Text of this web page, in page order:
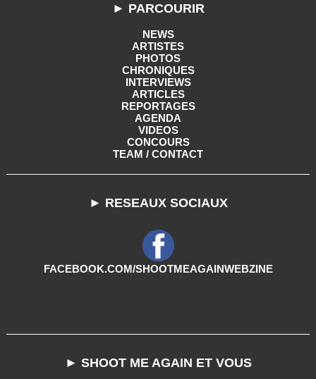
► PARCOURIR
NEWS
ARTISTES
PHOTOS
CHRONIQUES
INTERVIEWS
ARTICLES
REPORTAGES
AGENDA
VIDEOS
CONCOURS
TEAM / CONTACT
► RESEAUX SOCIAUX
FACEBOOK.COM/SHOOTMEAGAINWEBZINE
► SHOOT ME AGAIN ET VOUS